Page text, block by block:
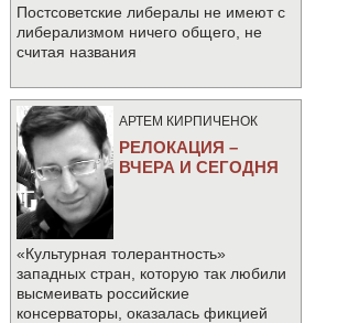
Постсоветские либералы не имеют с
либерализмом ничего общего, не
считая названия
АРТЕМ КИРПИЧЕНОК
РЕЛОКАЦИЯ –
ВЧЕРА И СЕГОДНЯ
«Культурная толерантность»
западных стран, которую так любили
высмеивать российские
консерваторы, оказалась фикцией